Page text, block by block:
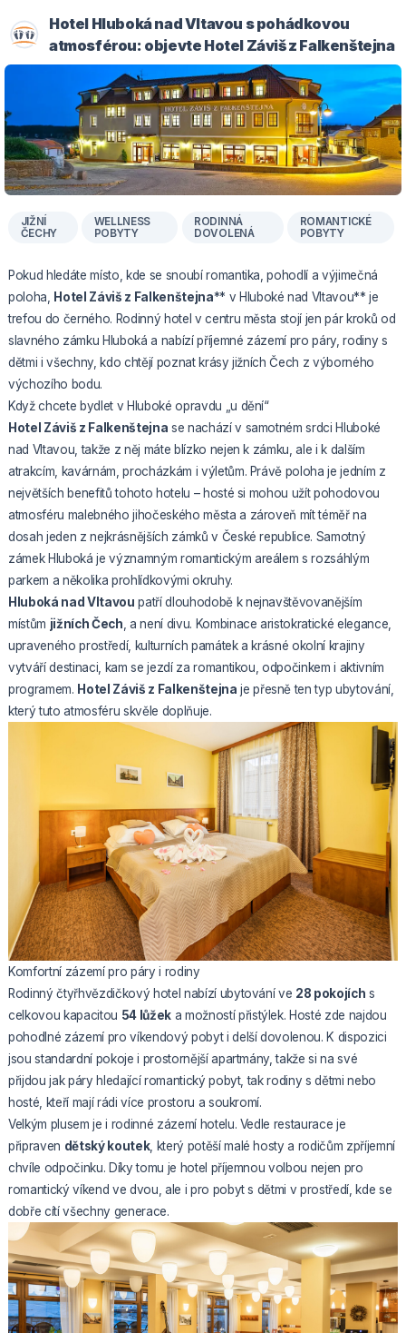
Hotel Hluboká nad Vltavou s pohádkovou
atmosférou: objevte Hotel Záviš z Falkenštejna
JIŽNÍ
ČECHY
WELLNESS
POBYTY
RODINNÁ
DOVOLENÁ
ROMANTICKÉ
POBYTY
Pokud hledáte místo, kde se snoubí romantika, pohodlí a výjimečná
poloha,
Hotel Záviš z Falkenštejna** v Hluboké nad Vltavou** je
trefou do černého. Rodinný hotel v centru města stojí jen pár kroků od
slavného zámku Hluboká a nabízí příjemné zázemí pro páry, rodiny s
dětmi i všechny, kdo chtějí poznat krásy jižních Čech z výborného
výchozího bodu.
Když chcete bydlet v Hluboké opravdu „u dění“
Hotel Záviš z Falkenštejna se nachází v samotném srdci Hluboké
nad Vltavou, takže z něj máte blízko nejen k zámku, ale i k dalším
atrakcím, kavárnám, procházkám i výletům. Právě poloha je jedním z
největších benefitů tohoto hotelu – hosté si mohou užít pohodovou
atmosféru malebného jihočeského města a zároveň mít téměř na
dosah jeden z nejkrásnějších zámků v České republice. Samotný
zámek Hluboká je významným romantickým areálem s rozsáhlým
parkem a několika prohlídkovými okruhy.
Hluboká nad Vltavou patří dlouhodobě k nejnavštěvovanějším
místům jižních Čech , a není divu. Kombinace aristokratické elegance,
upraveného prostředí, kulturních památek a krásné okolní krajiny
vytváří destinaci, kam se jezdí za romantikou, odpočinkem i aktivním
programem. Hotel Záviš z Falkenštejna je přesně ten typ ubytování,
který tuto atmosféru skvěle doplňuje.
Komfortní zázemí pro páry i rodiny
Rodinný čtyřhvězdičkový hotel nabízí ubytování ve 28 pokojích s
celkovou kapacitou 54 lůžeka možností přistýlek. Hosté zde najdou
pohodlné zázemí pro víkendový pobyt i delší dovolenou. K dispozici
jsou standardní pokoje i prostornější apartmány, takže si na své
přijdou jak páry hledající romantický pobyt, tak rodiny s dětmi nebo
hosté, kteří mají rádi více prostoru a soukromí.
Velkým plusem je i rodinné zázemí hotelu. Vedle restaurace je
připraven dětský koutek, který potěší malé hosty a rodičům zpříjemní
chvíle odpočinku. Díky tomu je hotel příjemnou volbou nejen pro
romantický víkend ve dvou, ale i pro pobyt s dětmi v prostředí, kde se
dobře cítí všechny generace.